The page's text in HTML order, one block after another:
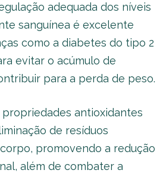
adequada dos níveis
sanguínea é excelente
como a diabetes do tipo 2
evitar o acúmulo de
para a perda de peso.
antioxidantes
de resíduos
promovendo a redução
além de combater a